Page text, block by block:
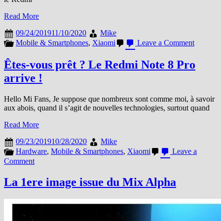
Read More
09/24/201911/10/2020
Mike
Mobile & Smartphones, Xiaomi Leave a Commenton
Le
Pro
arrive
en
Exclu
09h00
Êtes-vous prêt ? Le Redmi Note 8 Pro
arrive !
Hello Mi Fans, Je suppose que nombreux sont comme moi, à savoir
aux abois, quand il s’agit de nouvelles technologies, surtout quand
Read More
09/23/201910/28/2020
Mike
Hardware, Mobile & Smartphones, Xiaomi
Leave a
Commenton
vous
prêt
Le
La 1ere image issue du Mix Alpha